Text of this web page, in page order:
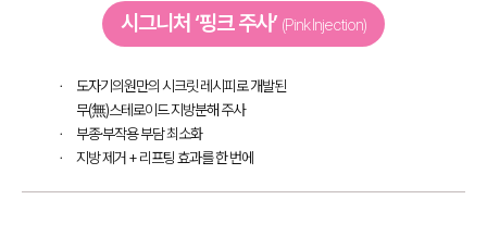
시그니처 ‘핑크 주사’ (Pink Injection)
도자기의원만의 시크릿 레시피로 개발된
무(無)스테로이드 지방분해 주사
부종·부작용 부담 최소화
지방 제거 + 리프팅 효과를 한 번에